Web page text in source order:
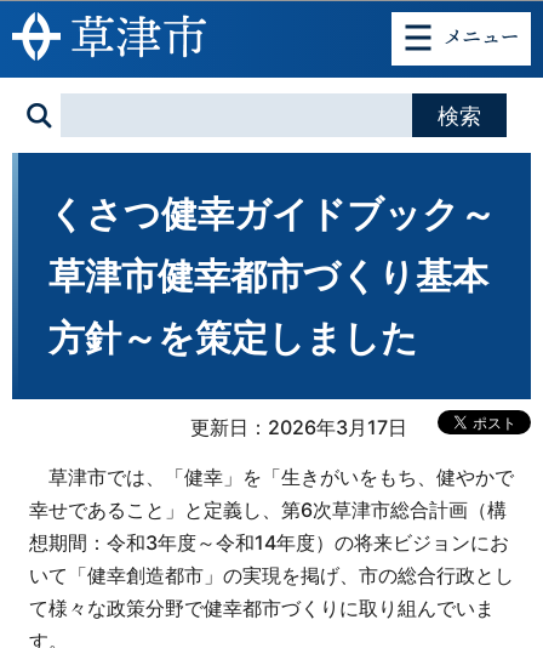
このページの本文へ移動
くさつ健幸ガイドブック～
草津市健幸都市づくり基本
方針～を策定しました
更新日：2026年3月17日
草津市では、「健幸」を「生きがいをもち、健やかで
幸せであること」と定義し、第6次草津市総合計画（構
想期間：令和3年度～令和14年度）の将来ビジョンにお
いて「健幸創造都市」の実現を掲げ、市の総合行政とし
て様々な政策分野で健幸都市づくりに取り組んでいま
す。